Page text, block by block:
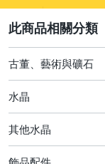
其它
古董、藝術與礦石
水晶
其他水晶